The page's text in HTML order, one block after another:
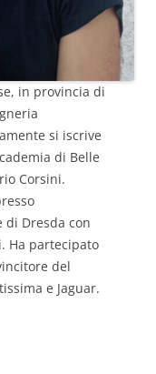
in provincia di
si iscrive
di Belle
Corsini.
di Dresda con
Ha partecipato
del
e Jaguar.